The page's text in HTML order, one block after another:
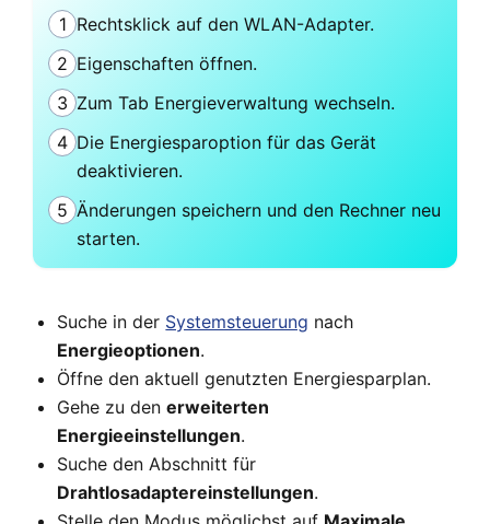
1 Rechtsklick auf den WLAN-Adapter.
2 Eigenschaften öffnen.
3 Zum Tab Energieverwaltung wechseln.
4 Die Energiesparoption für das Gerät
deaktivieren.
5 Änderungen speichern und den Rechner neu
starten.
Suche in der Systemsteuerung nach
Energieoptionen.
Öffne den aktuell genutzten Energiesparplan.
Gehe zu denerweiterten
Energieeinstellungen.
Suche den Abschnitt für
Drahtlosadaptereinstellungen.